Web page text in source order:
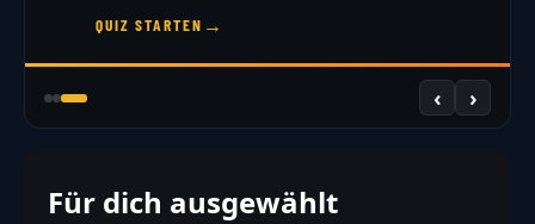
JETZT DRAFTEN
‹ ›
Für dich ausgewählt